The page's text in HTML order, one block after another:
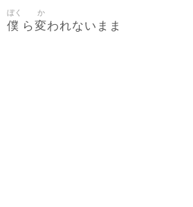
僕
ぼく
ら変
か
われないまま